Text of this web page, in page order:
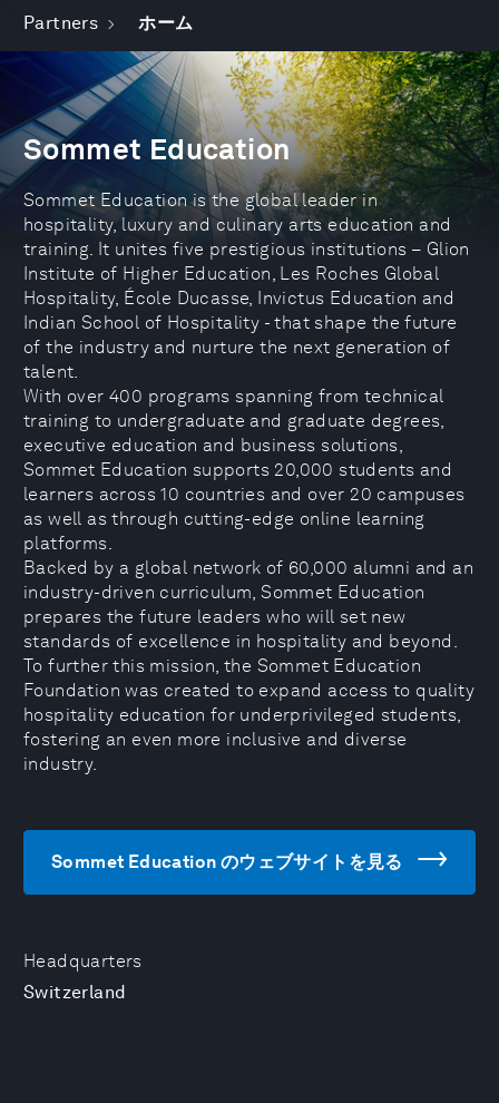
Partners ホーム
Headquarters
Switzerland
Sommet Education
Sommet Education is the global leader in
hospitality, luxury and culinary arts education and
training. It unites five prestigious institutions – Glion
Institute of Higher Education, Les Roches Global
Hospitality, École Ducasse, Invictus Education and
Indian School of Hospitality - that shape the future
of the industry and nurture the next generation of
talent.
With over 400 programs spanning from technical
training to undergraduate and graduate degrees,
executive education and business solutions,
Sommet Education supports 20,000 students and
learners across 10 countries and over 20 campuses
as well as through cutting-edge online learning
platforms.
Backed by a global network of 60,000 alumni and an
industry-driven curriculum, Sommet Education
prepares the future leaders who will set new
standards of excellence in hospitality and beyond.
To further this mission, the Sommet Education
Foundation was created to expand access to quality
hospitality education for underprivileged students,
fostering an even more inclusive and diverse
industry.
Sommet Education のウェブサイトを見る